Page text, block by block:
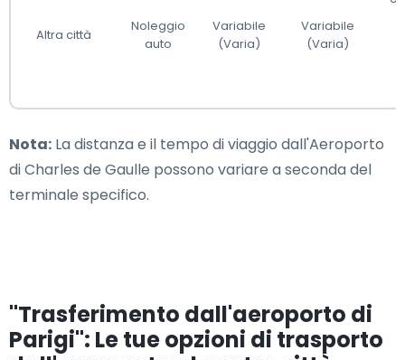
Altra città
Noleggio
auto
Variabile
(Varia)
Variabile
(Varia)
Nota: La distanza e il tempo di viaggio dall'Aeroporto
di Charles de Gaulle possono variare a seconda del
terminale specifico.
"Trasferimento dall'aeroporto di
Parigi": Le tue opzioni di trasporto